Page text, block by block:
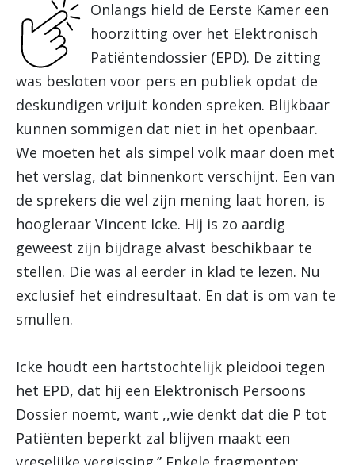
Onlangs hield de Eerste Kamer een
hoorzitting over het Elektronisch
Patiëntendossier (EPD). De zitting
was besloten voor pers en publiek opdat de
deskundigen vrijuit konden spreken. Blijkbaar
kunnen sommigen dat niet in het openbaar.
We moeten het als simpel volk maar doen met
het verslag, dat binnenkort verschijnt. Een van
de sprekers die wel zijn mening laat horen, is
hoogleraar Vincent Icke. Hij is zo aardig
geweest zijn bijdrage alvast beschikbaar te
stellen. Die was al eerder in klad te lezen. Nu
exclusief het eindresultaat. En dat is om van te
smullen.
Icke houdt een hartstochtelijk pleidooi tegen
het EPD, dat hij een Elektronisch Persoons
Dossier noemt, want ,,wie denkt dat die P tot
Patiënten beperkt zal blijven maakt een